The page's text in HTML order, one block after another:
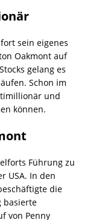
sein eigenes
Oakmont auf
gelang es
Schon im
und
können.
Führung zu
USA. In den
die
basierte
von Penny